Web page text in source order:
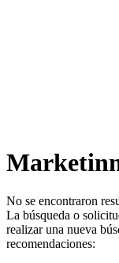
No se encontraron
La búsqueda o
realizar una nueva
recomendaciones: